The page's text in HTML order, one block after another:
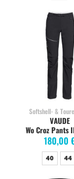
Softshell- &
Wo Croz Pants
180,00
VAUDE
40 44